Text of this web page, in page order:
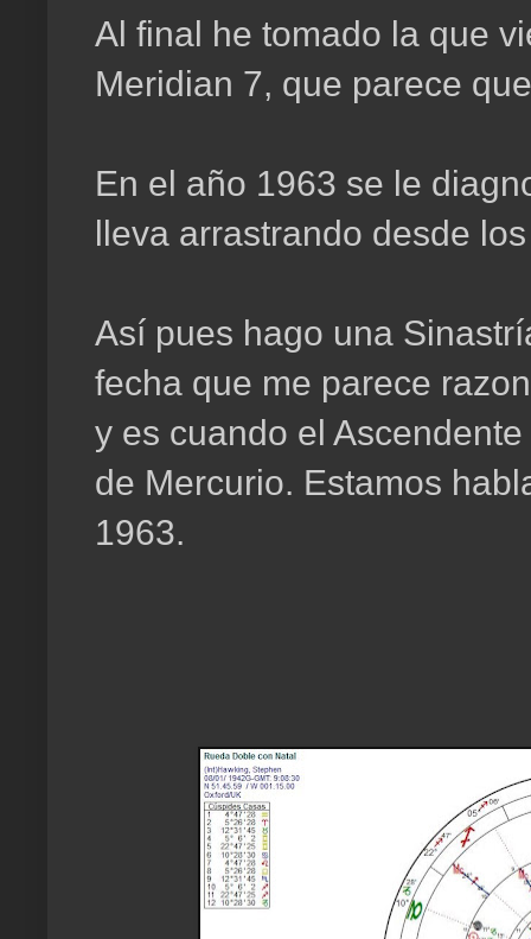
Al final he tomado la que
Meridian 7, que parece
En el año 1963 se le
lleva arrastrando desde
Así pues hago una
fecha que me parece
y es cuando el
de Mercurio. Estamos
1963.